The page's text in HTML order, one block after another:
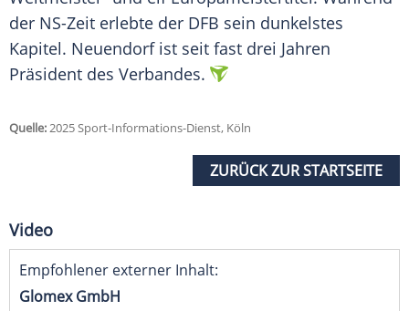
der NS-Zeit erlebte der DFB sein dunkelstes
Kapitel. Neuendorf ist seit fast drei Jahren
Präsident des Verbandes.
Quelle:2025 Sport-Informations-Dienst, Köln
ZURÜCK ZUR STARTSEITE
Video
Empfohlener externer Inhalt:
Glomex GmbH